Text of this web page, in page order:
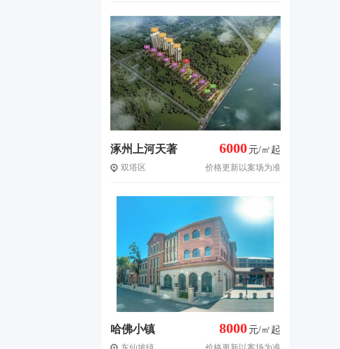
涿州上河天著 元/㎡起
6000
双塔区 价格更新以案场为准
哈佛小镇 元/㎡起
8000